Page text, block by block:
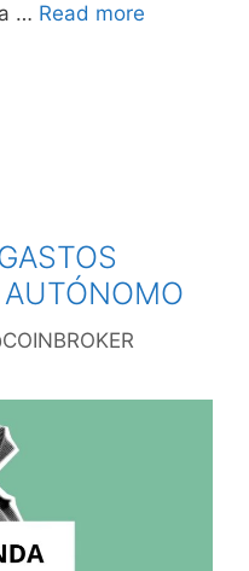
… Read more